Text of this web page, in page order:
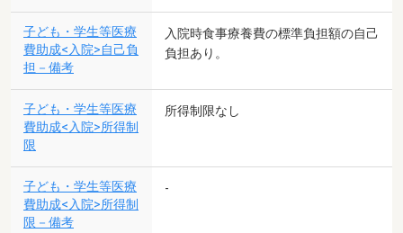
子ども・学生等医療
費助成<入院>自己負
担－備考
入院時食事療養費の標準負担額の自己
負担あり。
子ども・学生等医療
費助成<入院>所得制
限
所得制限なし
子ども・学生等医療
費助成<入院>所得制
限－備考
-